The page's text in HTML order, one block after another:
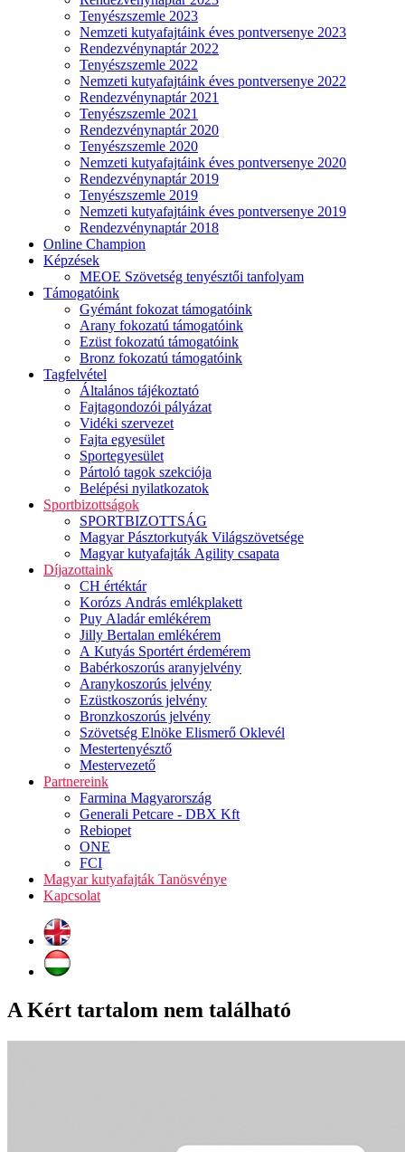
Tenyészszemle 2023
Nemzeti kutyafajtáink éves pontversenye 2023
Rendezvénynaptár 2022
Tenyészszemle 2022
Nemzeti kutyafajtáink éves pontversenye 2022
Rendezvénynaptár 2021
Tenyészszemle 2021
Rendezvénynaptár 2020
Tenyészszemle 2020
Nemzeti kutyafajtáink éves pontversenye 2020
Rendezvénynaptár 2019
Tenyészszemle 2019
Nemzeti kutyafajtáink éves pontversenye 2019
Rendezvénynaptár 2018
Online Champion
Képzések
MEOE Szövetség tenyésztői tanfolyam
Támogatóink
Gyémánt fokozat támogatóink
Arany fokozatú támogatóink
Ezüst fokozatú támogatóink
Bronz fokozatú támogatóink
Tagfelvétel
Általános tájékoztató
Fajtagondozói pályázat
Vidéki szervezet
Fajta egyesület
Sportegyesület
Pártoló tagok szekciója
Belépési nyilatkozatok
Sportbizottságok
SPORTBIZOTTSÁG
Magyar Pásztorkutyák Világszövetsége
Magyar kutyafajták Agility csapata
Díjazottaink
CH értéktár
Korózs András emlékplakett
Puy Aladár emlékérem
Jilly Bertalan emlékérem
A Kutyás Sportért érdemérem
Babérkoszorús aranyjelvény
Aranykoszorús jelvény
Ezüstkoszorús jelvény
Bronzkoszorús jelvény
Szövetség Elnöke Elismerő Oklevél
Mestertenyésztő
Mestervezető
Partnereink
Farmina Magyarország
Generali Petcare - DBX Kft
Rebiopet
ONE
FCI
Magyar kutyafajták Tanösvénye
Kapcsolat
A Kért tartalom nem található